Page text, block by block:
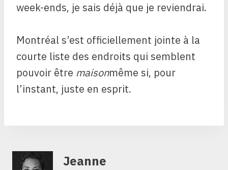
week-ends, je sais déjà que je reviendrai.
Montréal s’est officiellement jointe à la
courte liste des endroits qui semblent
pouvoir être maisonmême si, pour
l’instant, juste en esprit.
Jeanne